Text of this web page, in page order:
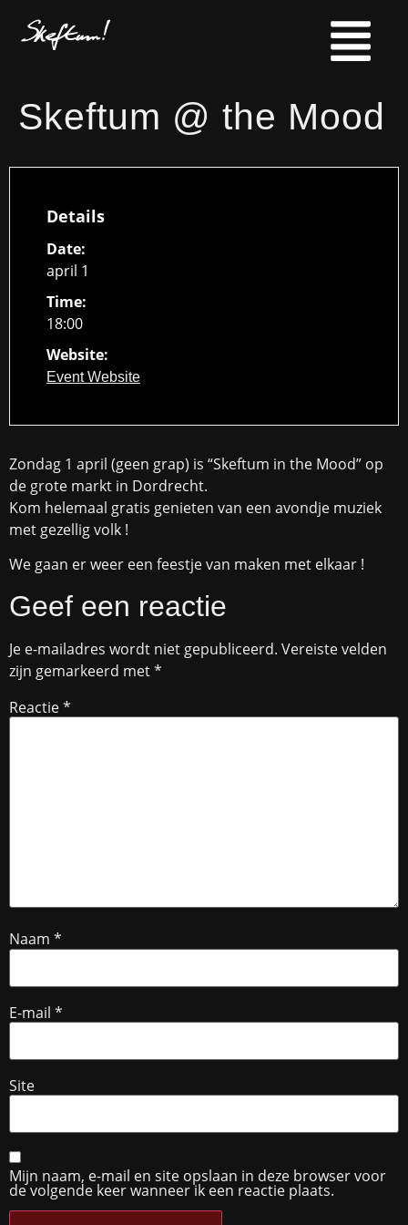
Skeftum @ the Mood
Details
Date:
april 1
Time:
18:00
Website:
Event Website
Zondag 1 april (geen grap) is “Skeftum in the Mood” op
de grote markt in Dordrecht.
Kom helemaal gratis genieten van een avondje muziek
met gezellig volk !
We gaan er weer een feestje van maken met elkaar !
Geef een reactie
Je e-mailadres wordt niet gepubliceerd. Vereiste velden
zijn gemarkeerd met*
Reactie*
Naam *
E-mail *
Site
Mijn naam, e-mail en site opslaan in deze browser voor
de volgende keer wanneer ik een reactie plaats.